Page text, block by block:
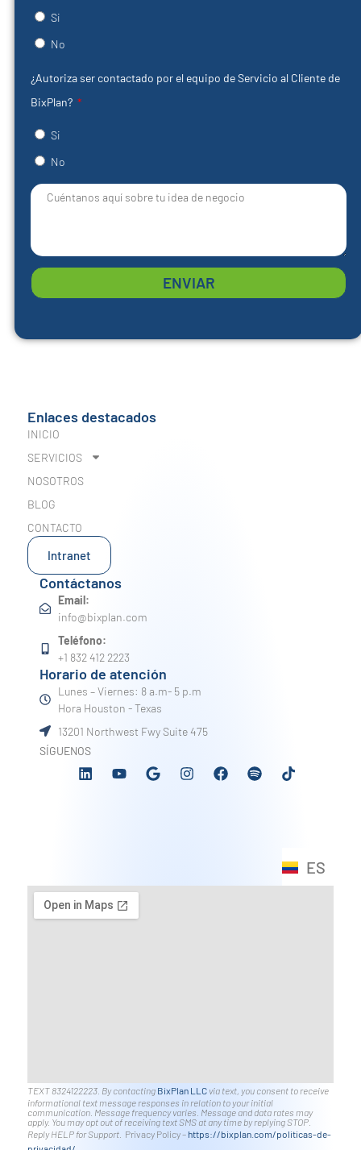
Si
No
¿Autoriza ser contactado por el equipo de Servicio al Cliente de
BixPlan?
Si
No
ENVIAR
Enlaces destacados
INICIO
SERVICIOS
NOSOTROS
BLOG
CONTACTO
Intranet
Contáctanos
Email:
info@bixplan.com
Teléfono:
+1 832 412 2223
Horario de atención
Lunes – Viernes: 8 a.m- 5 p.m
Hora Houston - Texas
13201 Northwest Fwy Suite 475
SÍGUENOS
ES
EN
TEXT 8324122223. By contacting BixPlan LLCvia text, you consent to receive
informational text message responses in relation to your initial
communication. Message frequency varies. Message and data rates may
apply. You may opt out of receiving text SMS at any time by replying STOP.
Reply HELP for Support. Privacy Policy – https://bixplan.com/politicas-de-